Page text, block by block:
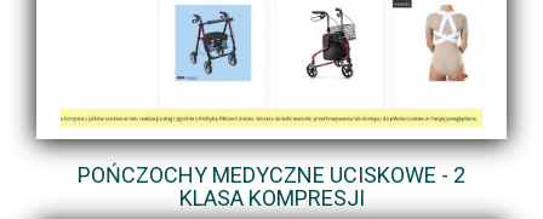
POŃCZOCHY MEDYCZNE UCISKOWE - 2
KLASA KOMPRESJI